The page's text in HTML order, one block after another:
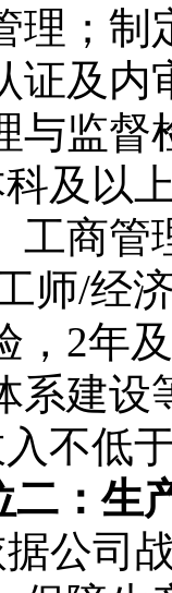
理；制
证及内
与监督
及以
工商管
师/经
2年
系建设
不低
二：生
公司